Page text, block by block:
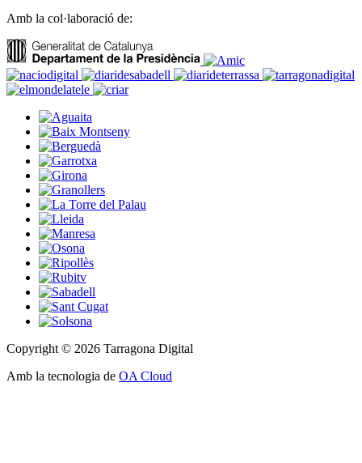
Amb la col·laboració de:
Copyright © 2026 Tarragona Digital
Amb la tecnologia de OA Cloud